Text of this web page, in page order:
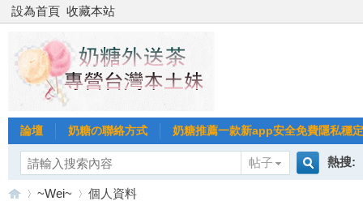
設為首頁 收藏本站
論壇 奶糖の聯絡方式 奶糖推薦一款新app安全免費隱私穩
帖子
熱搜:
~Wei~ 個人資料